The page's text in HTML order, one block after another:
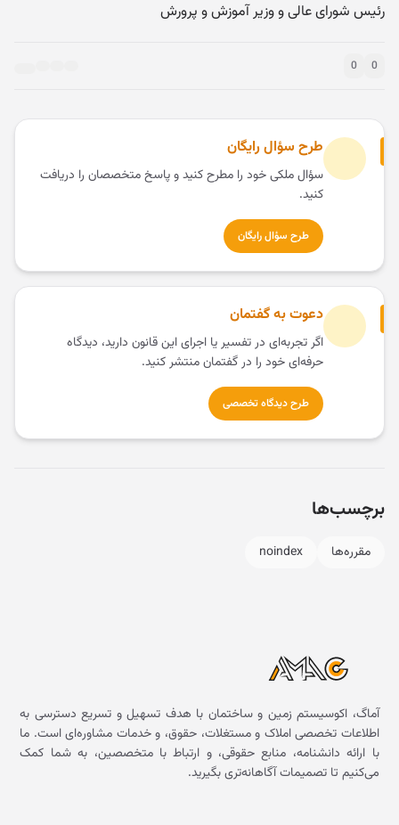
رئیس شورای عالی و وزیر آموزش و پرورش
0
0
طرح سؤال رایگان
سؤال ملکی خود را مطرح کنید و پاسخ متخصصان را دریافت
کنید.
طرح سؤال رایگان
دعوت به گفتمان
اگر تجربه‌ای در تفسیر یا اجرای این قانون دارید، دیدگاه
حرفه‌ای خود را در گفتمان منتشر کنید.
طرح دیدگاه تخصصی
برچسب‌ها
مقرره‌ها noindex
آماگ، اکوسیستم زمین و ساختمان با هدف تسهیل و تسریع دسترسی به
اطلاعات تخصصی املاک و مستغلات، حقوق، و خدمات مشاوره‌ای است. ما
با ارائه دانشنامه، منابع حقوقی، و ارتباط با متخصصین، به شما کمک
می‌کنیم تا تصمیمات آگاهانه‌تری بگیرید.